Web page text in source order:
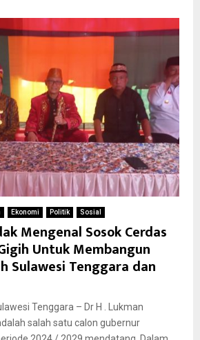
Ekonomi Politik Sosial
Mengenal Sosok Cerdas
Untuk Membangun
Sulawesi Tenggara dan
Tenggara – Dr H . Lukman
salah satu calon gubernur